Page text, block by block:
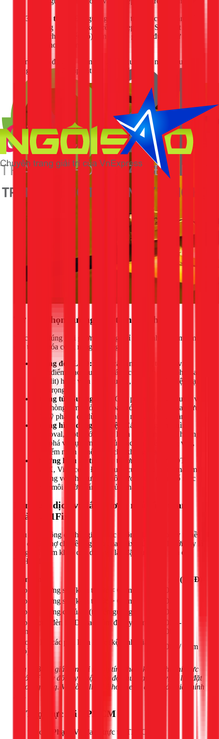
Hoàn thiện:
Đặt gương vào vị trí cuối cùng, đảm bảo
gương lọt vào cả kẹp trên và kẹp dưới. Siết chặt các ốc
điều chỉnh (nếu có) trên kẹp để gương được giữ cố
định hoàn toàn.
Kiểm tra lại độ chắc chắn bằng cách lung lay nhẹ. Nếu gương
vững chãi, bạn đã lắp đặt thành công!
Tư vấn chọn gương nhà tắm phù hợp
Việc chọn đúng loại gương không chỉ tăng tính thẩm mỹ mà
còn tối ưu hóa công năng sử dụng.
Gương đèn LED: Cung cấp ánh sáng tốt cho việc
trang điểm, cạo râu. Ánh sáng có thể chiếu từ phía sau
(backlit) hoặc viền xung quanh, tạo cảm giác hiện đại,
sang trọng.
Gương tủ (Gương hộp):
Giải pháp 2 trong 1 tuyệt vời
cho phòng tắm nhỏ, giúp bạn có thêm không gian lưu
trữ mỹ phẩm, đồ dùng cá nhân một cách gọn gàng.
Gương hình dáng đặc biệt:
Các mẫu gương hình
tròn, oval, giọt nước, hoặc hình thoi đang là xu hướng,
giúp phá vỡ sự đơn điệu của các thiết kế vuông vức,
tạo điểm nhấn nghệ thuật cho không gian.
Thương hiệu uy tín:
Các thương hiệu như TOTO,
INAX, Viglacera, Đình Quốc cung cấp nhiều mẫu mã
đa dạng với chất lượng phôi gương tốt, chống ố mốc
trong môi trường ẩm ướt của nhà tắm.
Bảng giá dịch vụ lắp gương nhà tắm tham
khảo tại 1Fix
Nếu bạn không có thời gian hoặc không tự tin vào tay nghề,
hãy để đội thợ chuyên nghiệp của 1Fix giúp bạn. Dưới đây là
bảng giá tham khảo cho dịch vụ lắp đặt gương tại nhà ở
TPHCM:
Hạng mục
Đơn giá (VNĐ)
Lắp đặt gương soi (kích thước < 60cm)
250.000
Lắp đặt gương soi (kích thước > 60cm)
350.000
Lắp đặt gương có tủ/kệ (tủ liền gương)
450.000
Lắp gương đèn LED (bao gồm đi dây đơn
giản)
400.000 -
600.000
Khoan, lắp các phụ kiện khác (kệ kính, giá
treo)
150.000 / điểm
Lưu ý: Bảng giá trên chỉ mang tính tham khảo, chi phí thực
tế có thể thay đổi tùy thuộc vào độ phức tạp của vị trí lắp đặt
và loại gương. Vui lòng liên hệ hotline để được báo giá chính
xác.
📍 Thợ trực tại TPHCM
Đội thợ của Phạm Vũ đang trực tại TPHCM.